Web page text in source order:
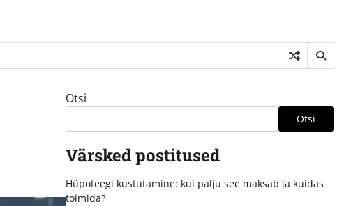
Otsi
Otsi
Värsked postitused
Hüpoteegi kustutamine: kui palju see maksab ja kuidas
toimida?